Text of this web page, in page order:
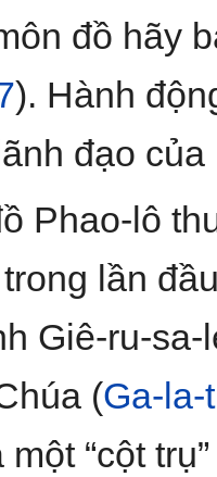
đồ hãy
). Hành
đạo
Phao-lô
lần
Giê-ru-
(Ga-la-
“cột